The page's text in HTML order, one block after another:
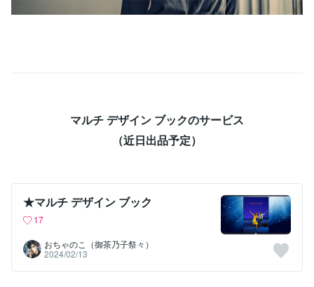
マルチ デザイン ブックのサービス
（近日出品予定）
★マルチ デザイン ブック
17
おちゃのこ（御茶乃子祭々）
2024/02/13